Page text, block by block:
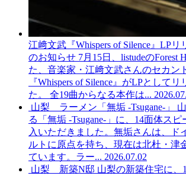
江﨑文武『Whispers of Silence』LP
のお知らせ 7月15日、listudeのForest
た、音楽家・江﨑文武さんのセカン
『Whispers of Silence』がLPとして
た。 全19曲からなる本作は...
山梨 ラーメン「無垢 -Tsugane-」
る「無垢 -Tsugane-」に、14面体スピ
入いただきました。無垢さんは、ド
ルトに原点を持ち、現在は北杜・津
ています。ラー... 2026.07.02
山梨 新築N邸 山梨の新築住宅に、